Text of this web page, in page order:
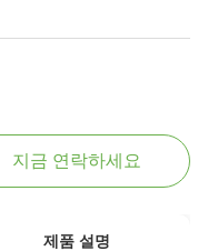
지금 연락하세요
제품 설명